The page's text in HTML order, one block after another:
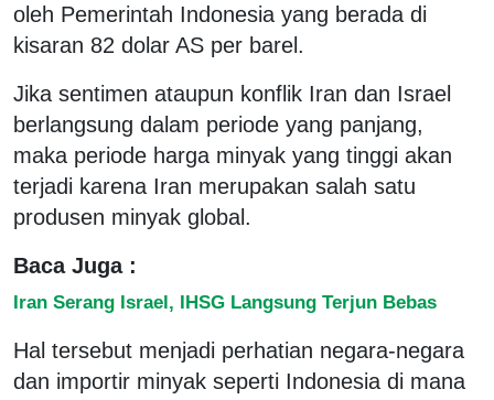
oleh Pemerintah Indonesia yang berada di
kisaran 82 dolar AS per barel.
Jika sentimen ataupun konflik Iran dan Israel
berlangsung dalam periode yang panjang,
maka periode harga minyak yang tinggi akan
terjadi karena Iran merupakan salah satu
produsen minyak global.
Baca Juga :
Iran Serang Israel, IHSG Langsung Terjun Bebas
Hal tersebut menjadi perhatian negara-negara
dan importir minyak seperti Indonesia di mana